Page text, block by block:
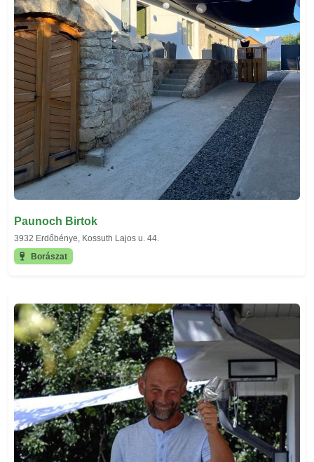
Paunoch Birtok
3932 Erdőbénye, Kossuth Lajos u. 44.
Borászat